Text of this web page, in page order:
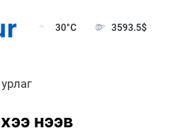
30°C 3593.5$
нээв